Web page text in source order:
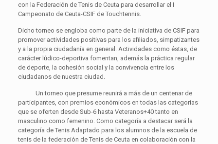
con la Federación de Tenis de Ceuta para desarrollar el I
Campeonato de Ceuta-CSIF de Touchtennis.
Dicho torneo se engloba como parte de la iniciativa de CSIF para
promover actividades positivas para los afiliados, simpatizantes
y a la propia ciudadanía en general. Actividades como éstas, de
carácter lúdico-deportiva fomentan, además la práctica regular
de deporte, la cohesión social y la convivencia entre los
ciudadanos de nuestra ciudad.
Un torneo que presume reunirá a más de un centenar de
participantes, con premios económicos en todas las categorías
que se oferten desde Sub-6 hasta Veteranos+40 tanto en
masculino como femenino. Como categoría a destacar será la
categoría de Tenis Adaptado para los alumnos de la escuela de
tenis de la federación de Tenis de Ceuta en colaboración con la